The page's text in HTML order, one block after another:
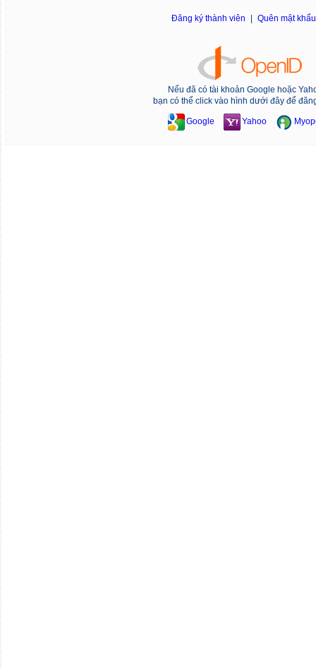
Đăng ký thành viên Quên mật
Nếu đã có tài khoản Google hoặc
bạn có thể click vào hình dưới đây để
Google Yahoo